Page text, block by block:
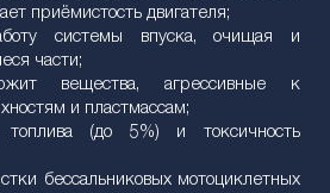
приёмистость двигателя;
системы впуска, очищая и
части;
вещества, агрессивные к
и пластмассам;
(до 5%) и токсичность
бессальниковых мотоциклетных